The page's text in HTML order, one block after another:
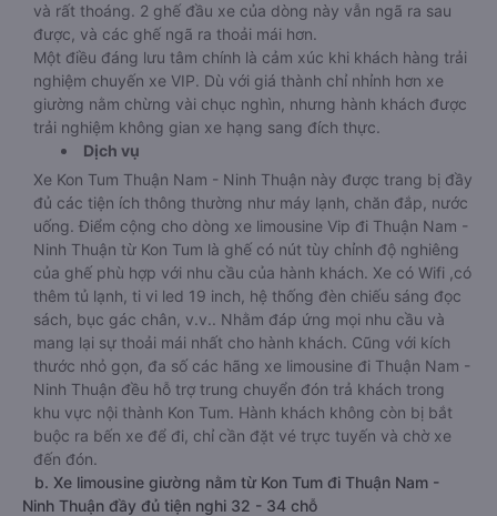
và rất thoáng. 2 ghế đầu xe của dòng này vẫn ngã ra sau
được, và các ghế ngã ra thoải mái hơn.
Một điều đáng lưu tâm chính là cảm xúc khi khách hàng trải
nghiệm chuyến xe VIP. Dù với giá thành chỉ nhỉnh hơn xe
giường nằm chừng vài chục nghìn, nhưng hành khách được
trải nghiệm không gian xe hạng sang đích thực.
Dịch vụ
Xe Kon Tum Thuận Nam - Ninh Thuận này được trang bị đầy
đủ các tiện ích thông thường như máy lạnh, chăn đắp, nước
uống. Điểm cộng cho dòng xe limousine Vip đi Thuận Nam -
Ninh Thuận từ Kon Tum là ghế có nút tùy chỉnh độ nghiêng
của ghế phù hợp với nhu cầu của hành khách. Xe có Wifi ,có
thêm tủ lạnh, ti vi led 19 inch, hệ thống đèn chiếu sáng đọc
sách, bục gác chân, v.v.. Nhằm đáp ứng mọi nhu cầu và
mang lại sự thoải mái nhất cho hành khách. Cũng với kích
thước nhỏ gọn, đa số các hãng xe limousine đi Thuận Nam -
Ninh Thuận đều hỗ trợ trung chuyển đón trả khách trong
khu vực nội thành Kon Tum. Hành khách không còn bị bắt
buộc ra bến xe để đi, chỉ cần đặt vé trực tuyến và chờ xe
đến đón.
b. Xe limousine giường nằm từ Kon Tum đi Thuận Nam -
Ninh Thuận đầy đủ tiện nghi 32 - 34 chỗ